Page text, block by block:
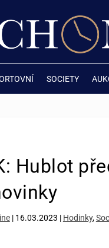
SOCIETY
Hublot
| 16.03.2023 | Hodinky,